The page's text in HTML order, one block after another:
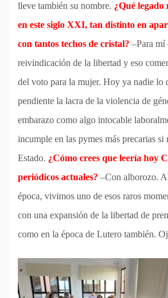
lleve también su nombre. ¿Qué legado
en este siglo XXI, tan distinto en
con tantos techos de cristal? –Para mí
reivindicación de la libertad y eso
del voto para la mujer. Hoy ya nadie lo
pendiente la lacra de la violencia de
embarazo como algo intocable
incumple en las pymes más precarias si
Estado. ¿Cómo crees que leería hoy
periódicos actuales? –Con alborozo.
época, vivimos uno de esos raros
con una expansión de la libertad de
como en la época de Lutero también.